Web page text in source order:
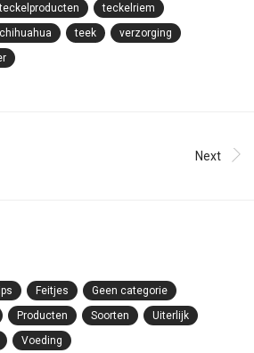
teckelproducten
teckelriem
teek
verzorging
Next
Feitjes
Geen categorie
Producten Soorten
Uiterlijk
Voeding